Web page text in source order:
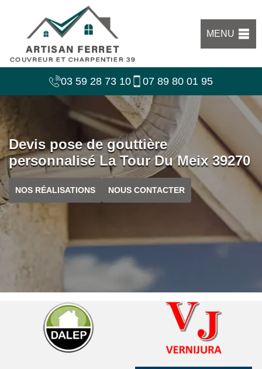
MENU
03 59 28 73 10 07 89 80 01 95
Devis pose de gouttière
personnalisé La Tour Du Meix 39270
NOS RÉALISATIONS NOUS CONTACTER